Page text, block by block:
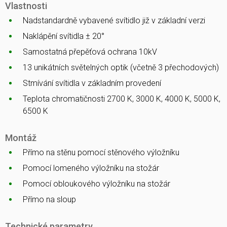
Vlastnosti
Nadstandardně vybavené svítidlo již v základní verzi
Naklápění svítidla ± 20°
Samostatná přepěťová ochrana 10kV
13 unikátních světelných optik (včetně 3 přechodových)
Stmívání svítidla v základním provedení
Teplota chromatičnosti 2700 K, 3000 K, 4000 K, 5000 K,
6500 K
Montáž
Přímo na stěnu pomocí stěnového výložníku
Pomocí lomeného výložníku na stožár
Pomocí obloukového výložníku na stožár
Přímo na sloup